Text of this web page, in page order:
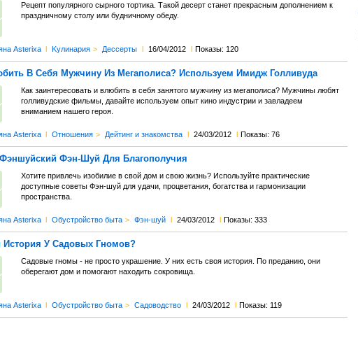
Рецепт популярного сырного тортика. Такой десерт станет прекрасным дополнением к
праздничному столу или будничному обеду.
Asterixa l Kулинария > Дессерты l 16/04/2012 l Показы: 120
В Себя Мужчину Из Мегаполиса? Используем Имидж Голливуда
Как заинтересовать и влюбить в себя занятого мужчину из мегаполиса? Мужчины любят
голливудские фильмы, давайте используем опыт кино индустрии и завладеем
вниманием нашего героя.
Asterixa l Отношения > Дейтинг и знакомства l 24/03/2012 l Показы: 76
Фэн-Шуй Для Благополучия
Хотите привлечь изобилие в свой дом и свою жизнь? Используйте практические
доступные советы Фэн-шуй для удачи, процветания, богатства и гармонизации
пространства.
Asterixa l Обустройство быта > Фэн-шуй l 24/03/2012 l Показы: 333
История У Садовых Гномов?
Садовые гномы - не просто украшение. У них есть своя история. По преданию, они
оберегают дом и помогают находить сокровища.
Asterixa l Обустройство быта > Садоводство l 24/03/2012 l Показы: 119